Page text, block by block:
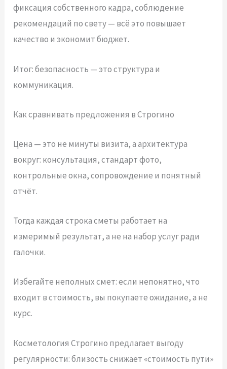
фиксация собственного кадра, соблюдение
рекомендаций по свету — всё это повышает
качество и экономит бюджет.
Итог: безопасность — это структура и
коммуникация.
Как сравнивать предложения в Строгино
Цена — это не минуты визита, а архитектура
вокруг: консультация, стандарт фото,
контрольные окна, сопровождение и понятный
отчёт.
Тогда каждая строка сметы работает на
измеримый результат, а не на набор услуг ради
галочки.
Избегайте неполных смет: если непонятно, что
входит в стоимость, вы покупаете ожидание, а не
курс.
Косметология Строгино предлагает выгоду
регулярности: близость снижает «стоимость пути»